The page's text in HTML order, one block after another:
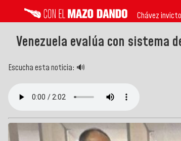
Chávez invicto
Venezuela evalúa con sistema
Escucha esta noticia: 🔊